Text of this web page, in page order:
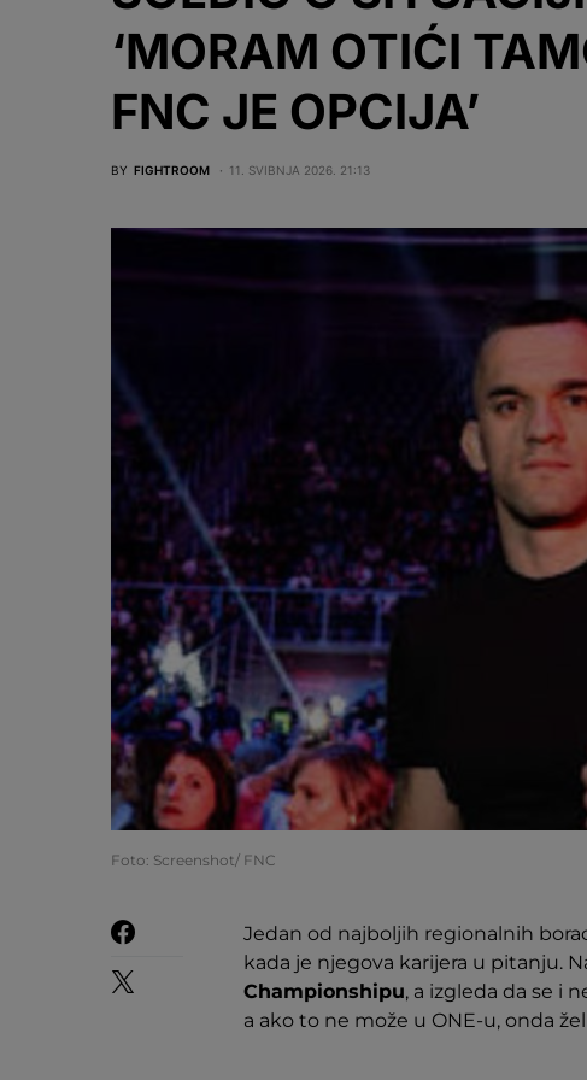
‘MORAM OTIĆI
FNC JE OPCIJA’
BY FIGHTROOM 11. SVIBNJA 2026. 21:13
Foto: Screenshot/ FNC
Jedan od najboljih regionalnih
kada je njegova karijera u pitanju.
Championshipu, a izgleda da se i
a ako to ne može u ONE-u, onda